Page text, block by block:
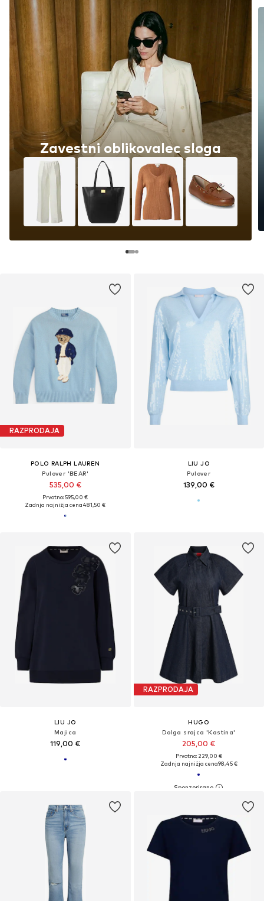
RAZPRODAJA
POLO RALPH LAUREN
Pulover 'BEAR'
535,00 €
Prvotno: 595,00 €
Zadnja najnižja cena481,50 €
Zavestni oblikovalec sloga
LIU JO
Pulover
139,00 €
LIU JO
Majica
119,00 €
RAZPRODAJA
HUGO
Dolga srajca 'Kastina'
205,00 €
Prvotno: 229,00 €
Zadnja najnižja cena98,45 €